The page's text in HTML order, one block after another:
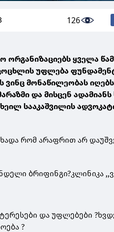
126
ორგანიზაციებს ყველა
უფლება
მონაწილეობას
და მისცენ
სააკაშვილის
რომ არაფრით არ
ბრიფინგი?კლინიკა
და უფლებები
?